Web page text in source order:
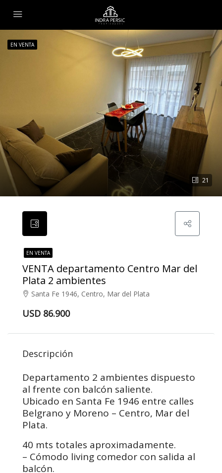
21
EN VENTA
EN VENTA
VENTA departamento Centro Mar del
Plata 2 ambientes
Santa Fe 1946, Centro, Mar del Plata
USD 86.900
Descripción
Departamento 2 ambientes dispuesto
al frente con balcón saliente.
Ubicado en Santa Fe 1946 entre calles
Belgrano y Moreno – Centro, Mar del
Plata.
40 mts totales aproximadamente.
– Cómodo living comedor con salida al
balcón.